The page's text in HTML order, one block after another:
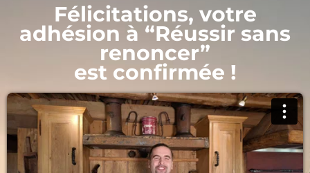
Félicitations, votre
adhésion à “Réussir sans
renoncer”
est confirmée !